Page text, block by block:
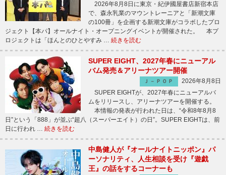
2026年8月8日に東京・紀伊國屋書店新宿本店
で、森永乳業のマウントレーニアと「新潮文庫
の100冊」を企画する新潮文庫がコラボしたプロ
ジェクト【本パ】オールナイト・オープニングイベントが開催された。 本プ
ロジェクトは「ほんとのひとやすみ … 続きを読む
SUPER EIGHT、2027年春にニューアル
バム発売＆アリーナツアー開催
Ｊ－ＰＯＰ
2026年8月8日
SUPER EIGHTが、2027年春にニューアルバ
ムをリリースし、アリーナツアーを開催する。
本情報の発表が行われた日は、“令和8年8月8
日”という「888」が並ぶ“超八（スーパーエイト）の日”。SUPER EIGHTは、前
日に行われ … 続きを読む
中島健人が『オールナイトニッポン』パ
ーソナリティ、人生相談を受け『遊戯
王』の話をするコーナーも